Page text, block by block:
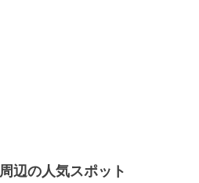
辺の人気スポット